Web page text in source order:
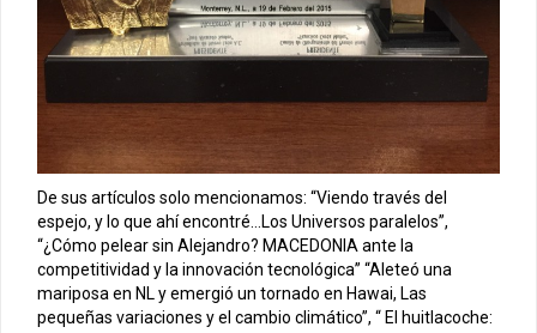
De sus artículos solo mencionamos: “Viendo través del
espejo, y lo que ahí encontré…Los Universos paralelos”,
“¿Cómo pelear sin Alejandro? MACEDONIA ante la
competitividad y la innovación tecnológica” “Aleteó una
mariposa en NL y emergió un tornado en Hawai, Las
pequeñas variaciones y el cambio climático”, “ El huitlacoche: